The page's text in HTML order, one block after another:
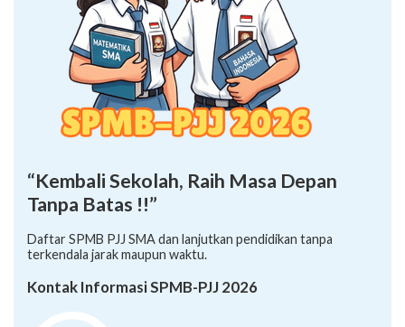
“Kembali Sekolah, Raih Masa Depan
Tanpa Batas !!”
Daftar SPMB PJJ SMA dan lanjutkan pendidikan tanpa
terkendala jarak maupun waktu.
Kontak Informasi SPMB-PJJ 2026